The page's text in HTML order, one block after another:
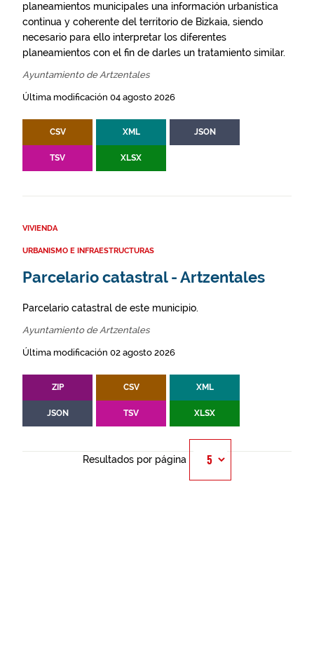
planeamientos municipales una información urbanística
continua y coherente del territorio de Bizkaia, siendo
necesario para ello interpretar los diferentes
planeamientos con el fin de darles un tratamiento similar.
Ayuntamiento de Artzentales
Última modificación 04 agosto 2026
CSV XML JSON
TSV XLSX
VIVIENDA
URBANISMO E INFRAESTRUCTURAS
Parcelario catastral - Artzentales
Parcelario catastral de este municipio.
Ayuntamiento de Artzentales
Última modificación 02 agosto 2026
ZIP CSV XML
JSON TSV XLSX
Resultados por página